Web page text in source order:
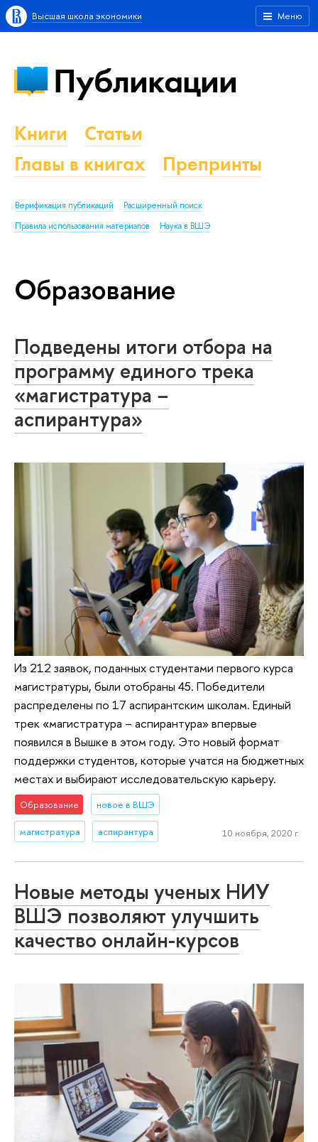
Меню
Высшая школа экономики
Публикации
Книги
Статьи
Главы в книгах
Препринты
Верификация публикаций
Расширенный поиск
Правила использования материалов
Наука в ВШЭ
Образование
Подведены итоги отбора на
программу единого трека
«магистратура −
аспирантура»
Из 212 заявок, поданных студентами первого курса
магистратуры, были отобраны 45. Победители
распределены по 17 аспирантским школам. Единый
трек «магистратура – аспирантура» впервые
появился в Вышке в этом году. Это новый формат
поддержки студентов, которые учатся на бюджетных
местах и выбирают исследовательскую карьеру.
Образование новое в ВШЭ
магистратура аспирантура 10 ноября, 2020 г.
Новые методы ученых НИУ
ВШЭ позволяют улучшить
качество онлайн-курсов